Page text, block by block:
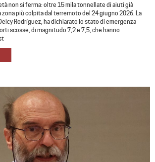
non si ferma: oltre 15 mila tonnellate di aiuti già
zona più colpita dal terremoto del 24 giugno 2026. La
Rodríguez, ha dichiarato lo stato di emergenza
scosse, di magnitudo 7,2 e 7,5, che hanno